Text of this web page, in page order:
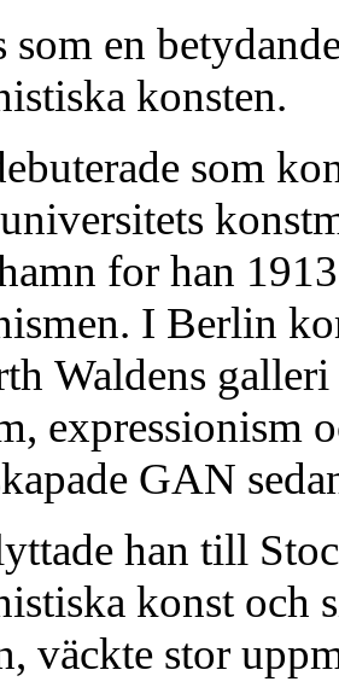
som en
konsten.
som
for han
I Berlin
Waldens
expressionism
GAN
han till
konst och
väckte stor